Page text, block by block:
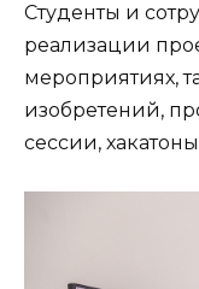
Студенты и
реализации
мероприятиях,
изобретений,
сессии,